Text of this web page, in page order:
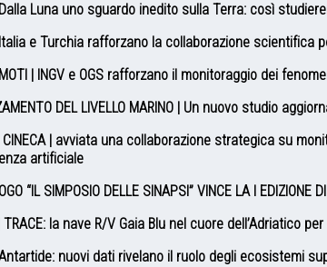
Dalla Luna uno sguardo inedito sulla Terra: così
Italia e Turchia rafforzano la collaborazione
| INGV e OGS rafforzano il monitoraggio dei
DEL LIVELLO MARINO | Un nuovo studio
CINECA | avviata una collaborazione strategica su
artificiale
“IL SIMPOSIO DELLE SINAPSI” VINCE LA I EDIZIONE
TRACE: la nave R/V Gaia Blu nel cuore dell’Adriatico
Antartide: nuovi dati rivelano il ruolo degli ecosistemi